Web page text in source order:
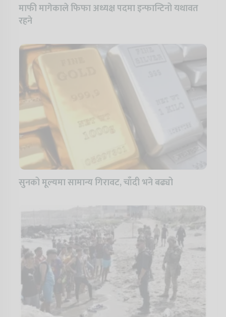
माफी मागेकाले फिफा अध्यक्ष पदमा इन्फान्टिनो यथावत
रहने
सुनको मूल्यमा सामान्य गिरावट, चाँदी भने बढ्यो